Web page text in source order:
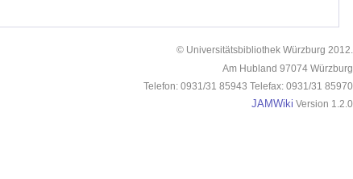
© Universitätsbibliothek Würzburg 2012.
Am Hubland 97074 Würzburg
Telefon: 0931/31 85943 Telefax: 0931/31 85970
JAMWiki Version 1.2.0